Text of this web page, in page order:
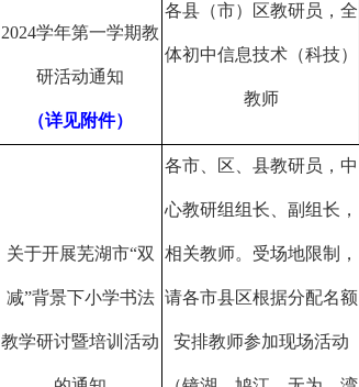
2024学年第一学期教
研活动通知
（详见附件）
各县（市）区教研员，全
体初中信息技术（科技）
教师
关于开展芜湖市“双
减”背景下小学书法
教学研讨暨培训活动
各市、区、县教研员，中
心教研组组长、副组长，
相关教师。受场地限制，
请各市县区根据分配名额
安排教师参加现场活动